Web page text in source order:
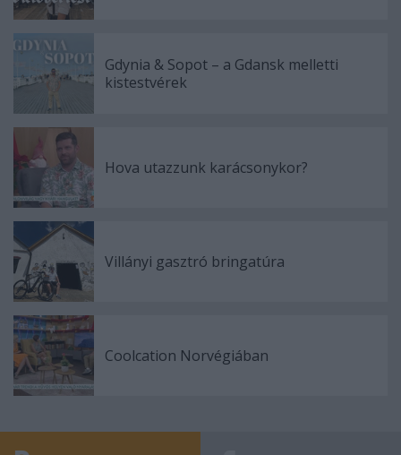
Gdynia & Sopot – a Gdansk melletti
kistestvérek
Hova utazzunk karácsonykor?
Villányi gasztró bringatúra
Coolcation Norvégiában